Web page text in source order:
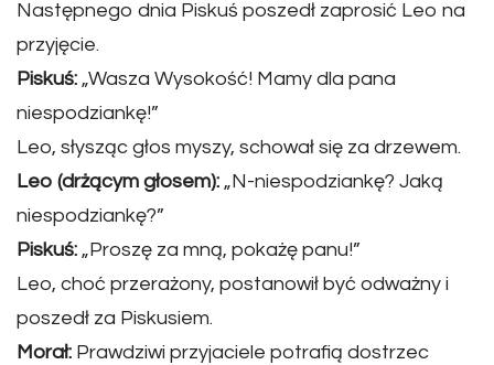
Następnego dnia Piskuś poszedł zaprosić Leo na
przyjęcie.
Piskuś: „Wasza Wysokość! Mamy dla pana
niespodziankę!”
Leo, słysząc głos myszy, schował się za drzewem.
Leo (drżącym głosem): „N-niespodziankę? Jaką
niespodziankę?”
Piskuś: „Proszę za mną, pokażę panu!”
Leo, choć przerażony, postanowił być odważny i
poszedł za Piskusiem.
Morał: Prawdziwi przyjaciele potrafią dostrzec